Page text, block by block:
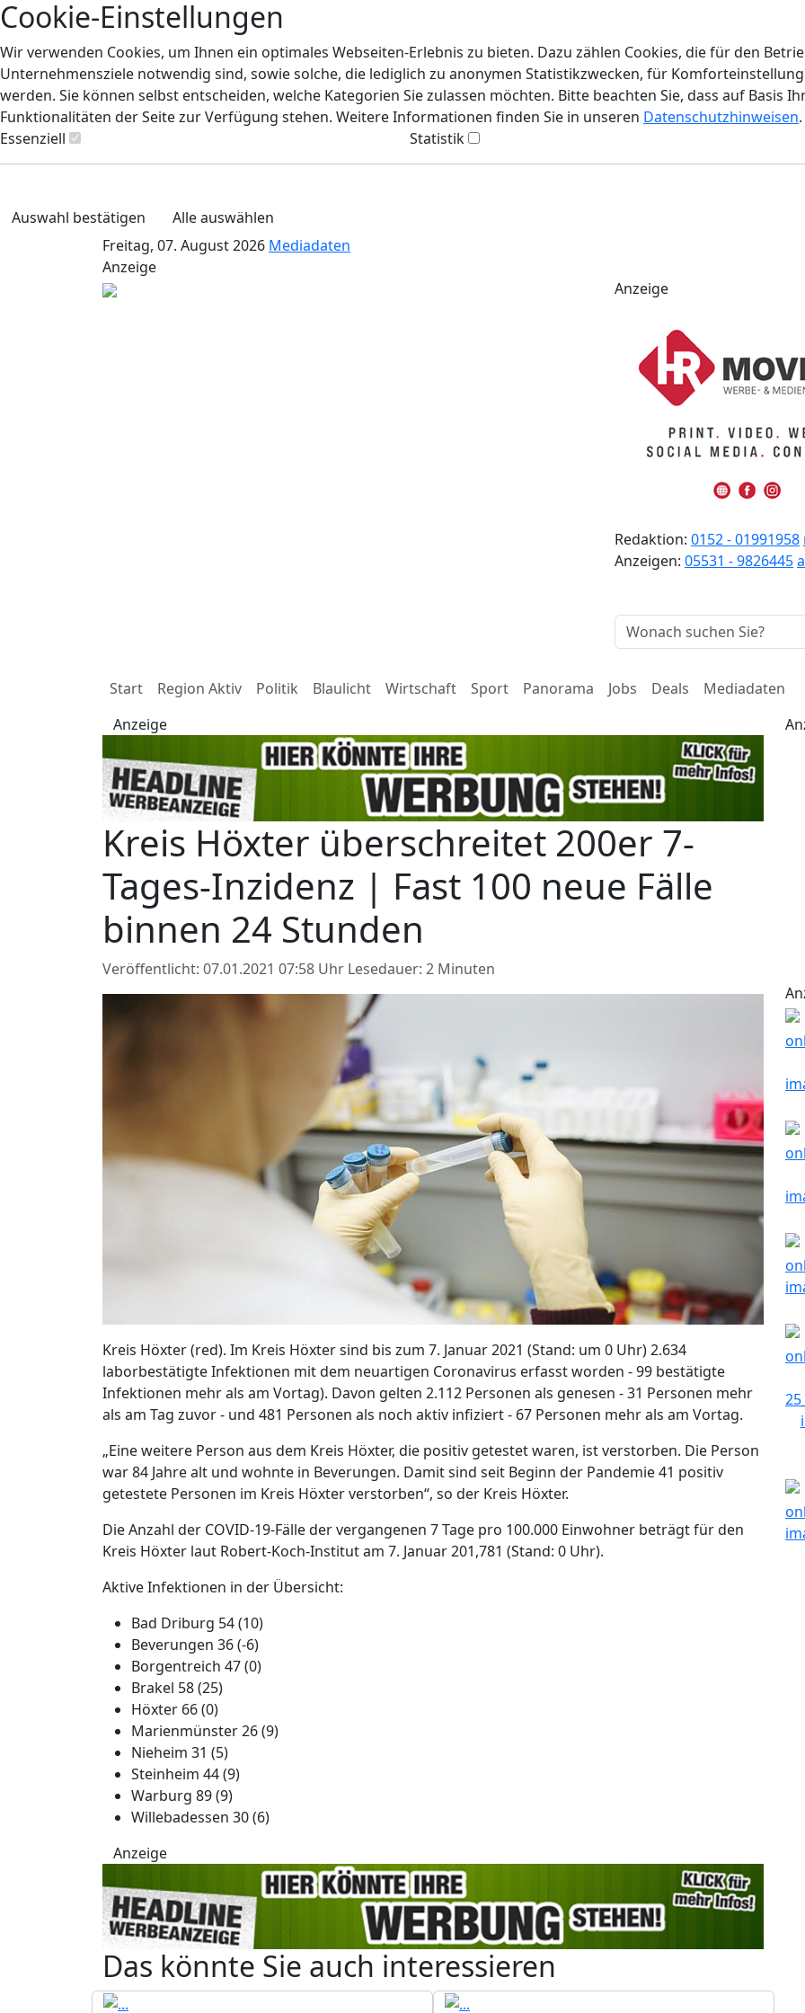
Cookie-Einstellungen
Wir verwenden Cookies, um Ihnen ein optimales Webseiten-Erlebnis zu bieten. Dazu zählen Cookies, die für den
Unternehmensziele notwendig sind, sowie solche, die lediglich zu anonymen Statistikzwecken, für
werden. Sie können selbst entscheiden, welche Kategorien Sie zulassen möchten. Bitte beachten Sie, dass auf Basis
Funktionalitäten der Seite zur Verfügung stehen. Weitere Informationen finden Sie in unseren Datenschutzhinweisen.
Essenziell
Statistik
Auswahl bestätigen
Alle auswählen
Freitag, 07. August 2026 Mediadaten
Anzeige
Anzeige
Redaktion: 0152 - 01991958
Anzeigen: 05531 - 9826445
Start Region Aktiv Politik Blaulicht Wirtschaft Sport Panorama Jobs Deals
Mediadaten
Anzeige
Kreis Höxter überschreitet 200er 7-
Tages-Inzidenz | Fast 100 neue Fälle
binnen 24 Stunden
Veröffentlicht: 07.01.2021 07:58 Uhr Lesedauer: 2 Minuten
Kreis Höxter (red). Im Kreis Höxter sind bis zum 7. Januar 2021 (Stand: um 0 Uhr) 2.634
laborbestätigte Infektionen mit dem neuartigen Coronavirus erfasst worden - 99 bestätigte
Infektionen mehr als am Vortag). Davon gelten 2.112 Personen als genesen - 31 Personen mehr
als am Tag zuvor - und 481 Personen als noch aktiv infiziert - 67 Personen mehr als am Vortag.
„Eine weitere Person aus dem Kreis Höxter, die positiv getestet waren, ist verstorben. Die Person
war 84 Jahre alt und wohnte in Beverungen. Damit sind seit Beginn der Pandemie 41 positiv
getestete Personen im Kreis Höxter verstorben“, so der Kreis Höxter.
Die Anzahl der COVID-19-Fälle der vergangenen 7 Tage pro 100.000 Einwohner beträgt für den
Kreis Höxter laut Robert-Koch-Institut am 7. Januar 201,781 (Stand: 0 Uhr).
Aktive Infektionen in der Übersicht:
Bad Driburg 54 (10)
Beverungen 36 (-6)
Borgentreich 47 (0)
Brakel 58 (25)
Höxter 66 (0)
Marienmünster 26 (9)
Nieheim 31 (5)
Steinheim 44 (9)
Warburg 89 (9)
Willebadessen 30 (6)
Anzeige
Das könnte Sie auch interessieren